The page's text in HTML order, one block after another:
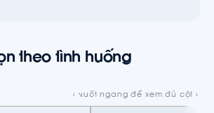
theo tình huống